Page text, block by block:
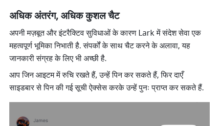
अधिक अंतरंग, अधिक कुशल चैट
अपनी मज़बूत और इंटरैक्टिव सुविधाओं के कारण Lark में संदेश सेवा एक
महत्वपूर्ण भूमिका निभाती है. संपर्कों के साथ चैट करने के अलावा, यह
जानकारी संग्रह के लिए भी अच्छी है.
आप जिन आइटम में रुचि रखते हैं, उन्हें पिन कर सकते हैं, फिर दाएँ
साइडबार से पिन की गई सूची ऐक्सेस करके उन्हें पुनः प्राप्त कर सकते हैं.